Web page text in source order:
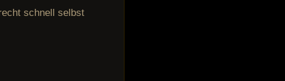
schnell selbst